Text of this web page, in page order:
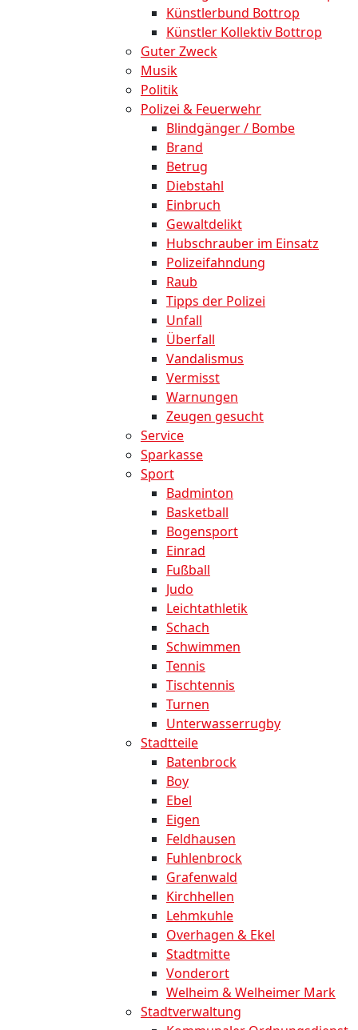
Künstlerbund Bottrop
Künstler Kollektiv Bottrop
Guter Zweck
Musik
Politik
Polizei & Feuerwehr
Blindgänger / Bombe
Brand
Betrug
Diebstahl
Einbruch
Gewaltdelikt
Hubschrauber im Einsatz
Polizeifahndung
Raub
Tipps der Polizei
Unfall
Überfall
Vandalismus
Vermisst
Warnungen
Zeugen gesucht
Service
Sparkasse
Sport
Badminton
Basketball
Bogensport
Einrad
Fußball
Judo
Leichtathletik
Schach
Schwimmen
Tennis
Tischtennis
Turnen
Unterwasserrugby
Stadtteile
Batenbrock
Boy
Ebel
Eigen
Feldhausen
Fuhlenbrock
Grafenwald
Kirchhellen
Lehmkuhle
Overhagen & Ekel
Stadtmitte
Vonderort
Welheim & Welheimer Mark
Stadtverwaltung